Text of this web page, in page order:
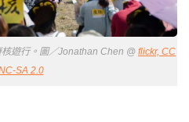
遊行。圖／Jonathan Chen @ flickr, CC
SA 2.0